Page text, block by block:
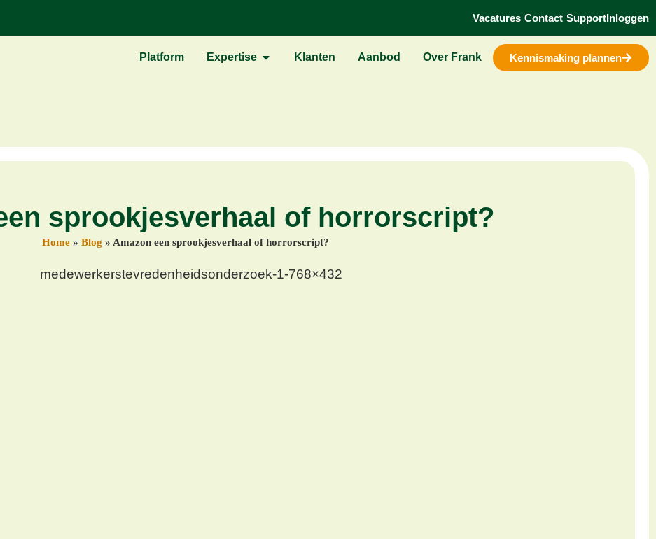
Vacatures Contact SupportInloggen
Platform Expertise Klanten Aanbod Over Frank Kennismaking plannen
sprookjesverhaal of horrorscript?
Home » Blog » Amazon een sprookjesverhaal of horrorscript?